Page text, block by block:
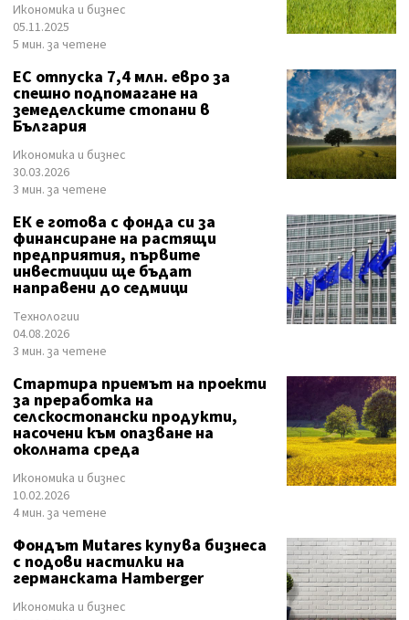
Икономика и бизнес
05.11.2025
5 мин. за четене
ЕС отпуска 7,4 млн. евро за
спешно подпомагане на
земеделските стопани в
България
Икономика и бизнес
30.03.2026
3 мин. за четене
ЕК е готова с фонда си за
финансиране на растящи
предприятия, първите
инвестиции ще бъдат
направени до седмици
Технологии
04.08.2026
3 мин. за четене
Стартира приемът на проекти
за преработка на
селскостопански продукти,
насочени към опазване на
околната среда
Икономика и бизнес
10.02.2026
4 мин. за четене
Фондът Mutares купува бизнеса
с подови настилки на
германската Hamberger
Икономика и бизнес